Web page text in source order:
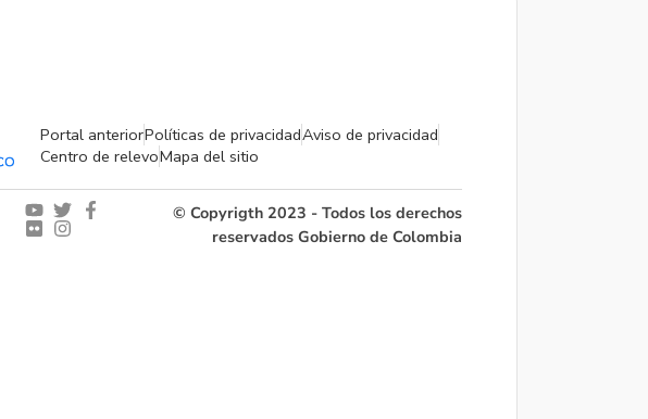
Portal anteriorPolíticas de privacidadAviso de privacidad
Centro de relevoMapa del sitio
© Copyrigth 2023 - Todos los derechos
reservados Gobierno de Colombia